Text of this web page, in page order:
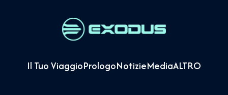
Il Tuo ViaggioPrologoNotizieMediaALTRO